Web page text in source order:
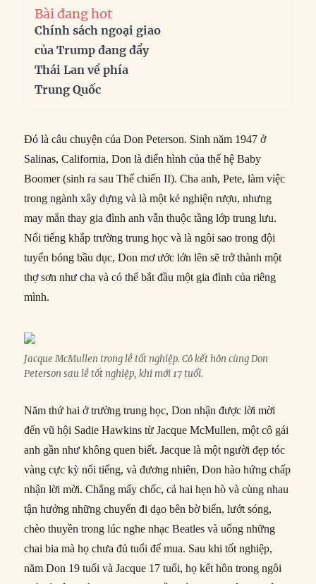
Bài đang hot
Chính sách ngoại giao
của Trump đang đẩy
Thái Lan về phía
Trung Quốc
Đó là câu chuyện của Don Peterson. Sinh năm 1947 ở
Salinas, California, Don là điển hình của thế hệ Baby
Boomer (sinh ra sau Thế chiến II). Cha anh, Pete, làm việc
trong ngành xây dựng và là một kẻ nghiện rượu, nhưng
may mắn thay gia đình anh vẫn thuộc tầng lớp trung lưu.
Nổi tiếng khắp trường trung học và là ngôi sao trong đội
tuyển bóng bầu dục, Don mơ ước lớn lên sẽ trở thành một
thợ sơn như cha và có thể bắt đầu một gia đình của riêng
mình.
Jacque McMullen trong lễ tốt nghiệp. Cô kết hôn cùng Don
Peterson sau lễ tốt nghiệp, khi mới 17 tuổi.
Năm thứ hai ở trường trung học, Don nhận được lời mời
đến vũ hội Sadie Hawkins từ Jacque McMullen, một cô gái
anh gần như không quen biết. Jacque là một người đẹp tóc
vàng cực kỳ nổi tiếng, và đương nhiên, Don hào hứng chấp
nhận lời mời. Chẳng mấy chốc, cả hai hẹn hò và cùng nhau
tận hưởng những chuyến đi dạo bên bờ biển, lướt sóng,
chèo thuyền trong lúc nghe nhạc Beatles và uống những
chai bia mà họ chưa đủ tuổi để mua. Sau khi tốt nghiệp,
năm Don 19 tuổi và Jacque 17 tuổi, họ kết hôn trong ngôi